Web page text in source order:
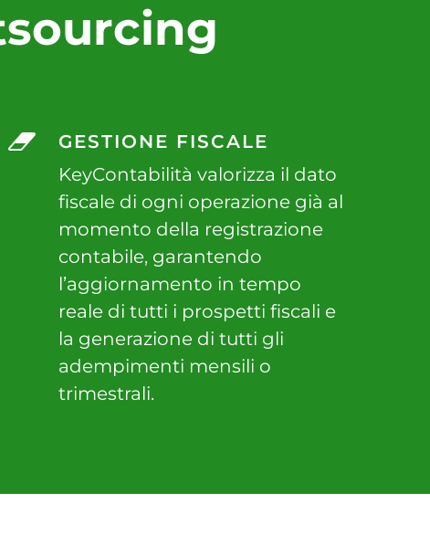
GESTIONE FISCALE
KeyContabilità valorizza il dato
fiscale di ogni operazione già al
momento della registrazione
contabile, garantendo
l’aggiornamento in tempo
reale di tutti i prospetti fiscali e
la generazione di tutti gli
adempimenti mensili o
trimestrali.